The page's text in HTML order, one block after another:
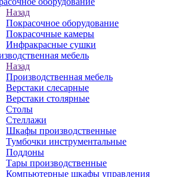
Назад
Покрасочное оборудование
Покрасочные камеры
Инфракрасные сушки
мебель
Назад
Производственная мебель
Верстаки слесарные
Верстаки столярные
Столы
Стеллажи
Шкафы производственные
Тумбочки инструментальные
Поддоны
Тары производственные
Компьютерные шкафы управления